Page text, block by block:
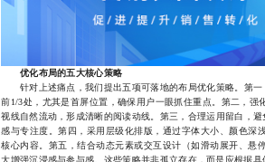
优化布局的五大核心策略
针对上述痛点，我们提出五项可落地的布局优化策略。第
前1/3处，尤其是首屏位置，确保用户一眼抓住重点。第二，
视线自然流动，形成清晰的阅读动线。第三，合理运用留白，
感与专注度。第四，采用层级化排版，通过字体大小、颜色深
核心内容。第五，结合动态元素或交互设计（如滑动展开、悬